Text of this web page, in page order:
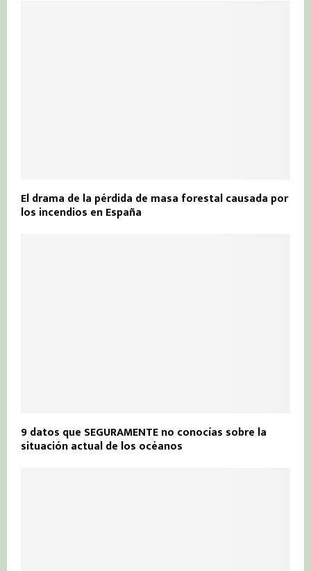
El drama de la pérdida de masa forestal causada por
los incendios en España
9 datos que SEGURAMENTE no conocías sobre la
situación actual de los océanos